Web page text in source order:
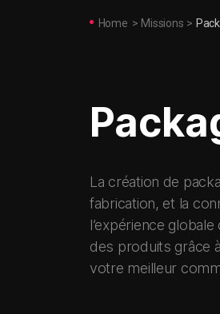
Home > Missions >
La création de
fabrication, et la
l’expérience
des produits grâce
votre meilleur